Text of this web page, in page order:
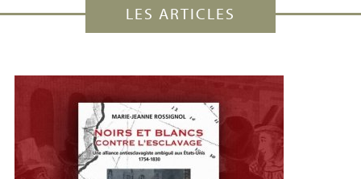
LES ARTICLES